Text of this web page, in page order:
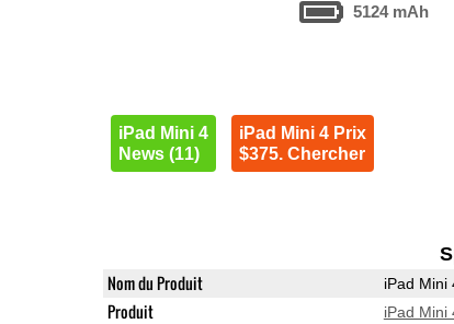
5124 mAh
iPad Mini 4
News (11)
iPad Mini 4 Prix
$375. Chercher
Nom du Produit iPad Mini
Produit iPad Mini